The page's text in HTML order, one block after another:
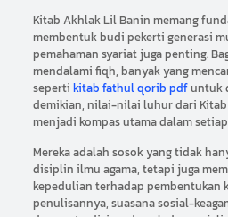
Kitab Akhlak Lil Banin memang
membentuk budi pekerti generasi
pemahaman syariat juga penting.
mendalami fiqh, banyak yang
seperti kitab fathul qorib pdfuntuk
demikian, nilai-nilai luhur dari
menjadi kompas utama dalam
Mereka adalah sosok yang tidak
disiplin ilmu agama, tetapi juga
kepedulian terhadap pembentukan
penulisannya, suasana sosial-